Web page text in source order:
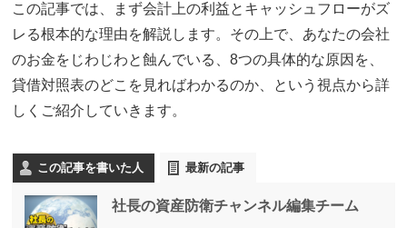
この記事では、まず会計上の利益とキャッシュフローがズ
レる根本的な理由を解説します。その上で、あなたの会社
のお金をじわじわと蝕んでいる、8つの具体的な原因を、
貸借対照表のどこを見ればわかるのか、という視点から詳
しくご紹介していきます。
この記事を書いた人 最新の記事
社長の資産防衛チャンネル編集チーム